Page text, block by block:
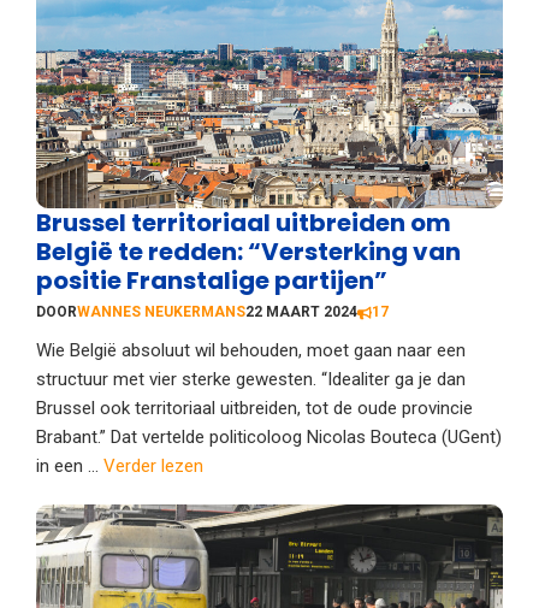
Brussel territoriaal uitbreiden om
België te redden: “Versterking van
positie Franstalige partijen”
DOORWANNES NEUKERMANS22 MAART 2024 17
Wie België absoluut wil behouden, moet gaan naar een
structuur met vier sterke gewesten. “Idealiter ga je dan
Brussel ook territoriaal uitbreiden, tot de oude provincie
Brabant.” Dat vertelde politicoloog Nicolas Bouteca (UGent)
in een ... Verder lezen